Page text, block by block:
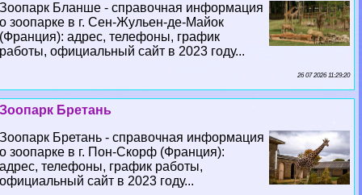
Зоопарк Бланше - справочная информация
о зоопарке в г. Сен-Жульен-де-Майок
(Франция): адрес, телефоны, график
работы, официальный сайт в 2023 году...
26 07 2026 11:29:20
Зоопарк Бретань
Зоопарк Бретань - справочная информация
о зоопарке в г. Пон-Скорф (Франция):
адрес, телефоны, график работы,
официальный сайт в 2023 году...